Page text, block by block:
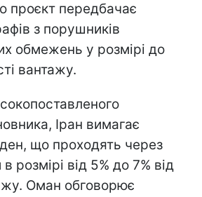
проєкт передбачає
з порушників
обмежень у розмірі до
вантажу.
Іран вимагає
що проходять через
розмірі від 5% до 7% від
Оман обговорює